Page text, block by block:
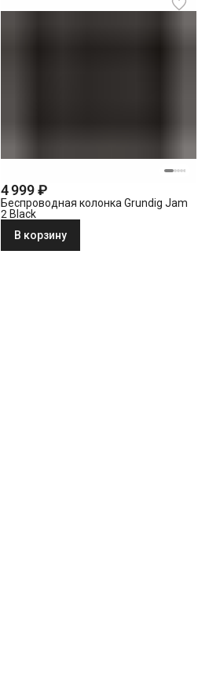
4 999 ₽
Беспроводная колонка Grundig Jam
2 Black
В корзину